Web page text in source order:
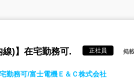
線)】在宅勤務可. 正社員 掲
勤務可/富士電機Ｅ＆Ｃ株式会社